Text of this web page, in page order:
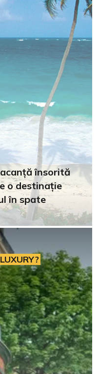
însorită
o destinație
în spate